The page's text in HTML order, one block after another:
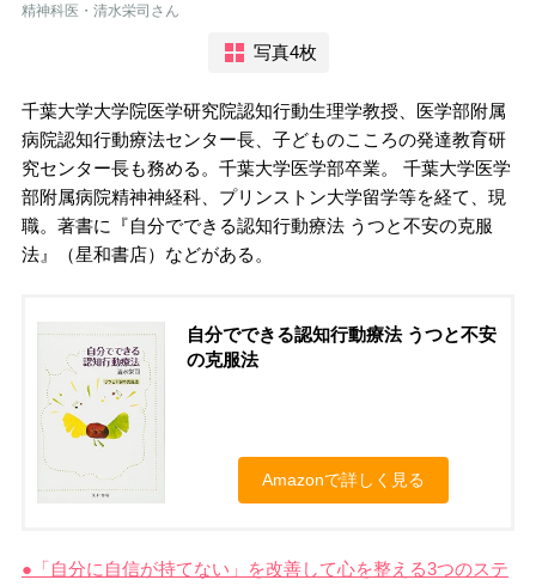
精神科医・清水栄司さん
写真4枚
千葉大学大学院医学研究院認知行動生理学教授、医学部附属
病院認知行動療法センター長、子どものこころの発達教育研
究センター長も務める。千葉大学医学部卒業。 千葉大学医学
部附属病院精神神経科、プリンストン大学留学等を経て、現
職。著書に『自分でできる認知行動療法 うつと不安の克服
法』（星和書店）などがある。
自分でできる認知行動療法 うつと不安
の克服法
Amazonで詳しく見る
●「自分に自信が持てない」を改善して心を整える3つのステ